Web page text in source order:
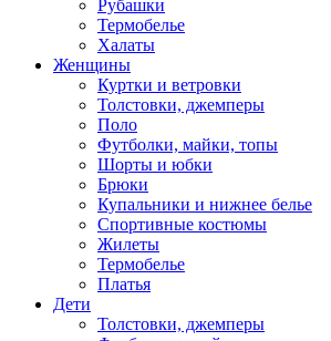
Рубашки
Термобелье
Халаты
Женщины
Куртки и ветровки
Толстовки, джемперы
Поло
Футболки, майки, топы
Шорты и юбки
Брюки
Купальники и нижнее белье
Спортивные костюмы
Жилеты
Термобелье
Платья
Дети
Толстовки, джемперы